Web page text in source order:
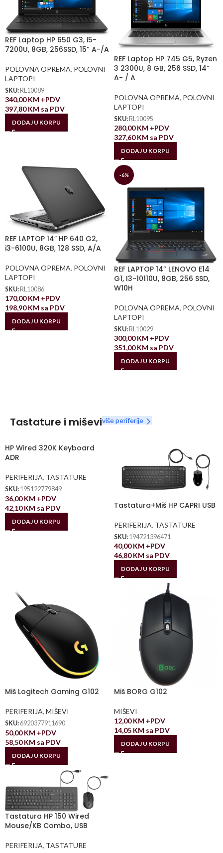
REF Laptop HP 650 G3, i5-
7200U, 8GB, 256SSD, 15” A-/A
POLOVNA OPREMA, POLOVNI
LAPTOPI
SKU: RL10089
340,00KM +PDV
397,80KM sa PDV
DODAJ U KORPU
REF Laptop HP 745 G5, Ryzen
3 2300U, 8 GB, 256 SSD, 14”
A- / A
POLOVNA OPREMA, POLOVNI
LAPTOPI
SKU: RL10095
280,00KM +PDV
327,60KM sa PDV
DODAJ U KORPU
REF LAPTOP 14″ HP 640 G2,
i3-6100U, 8GB, 128 SSD, A/A
POLOVNA OPREMA, POLOVNI
LAPTOPI
SKU: RL10086
170,00KM +PDV
198,90KM sa PDV
DODAJ U KORPU
-6%
REF LAPTOP 14” LENOVO E14
G1, I3-10110U, 8GB, 256 SSD,
W10H
POLOVNA OPREMA, POLOVNI
LAPTOPI
SKU: RL10029
300,00KM +PDV
351,00KM sa PDV
DODAJ U KORPU
Tastature i miševiviše periferije
HP Wired 320K Keyboard
ADR
PERIFERIJA, TASTATURE
SKU: 195122779849
36,00KM +PDV
42,10KM sa PDV
DODAJ U KORPU
Tastatura+Miš HP CAPRI USB
PERIFERIJA, TASTATURE
SKU: 194721396471
40,00KM +PDV
46,80KM sa PDV
DODAJ U KORPU
Miš Logitech Gaming G102
PERIFERIJA, MIŠEVI
SKU: 6920377911690
50,00KM +PDV
58,50KM sa PDV
DODAJ U KORPU
Miš BORG G102
MIŠEVI
12,00KM +PDV
14,05 KM sa PDV
DODAJ U KORPU
Tastatura HP 150 Wired
Mouse/KB Combo, USB
PERIFERIJA, TASTATURE